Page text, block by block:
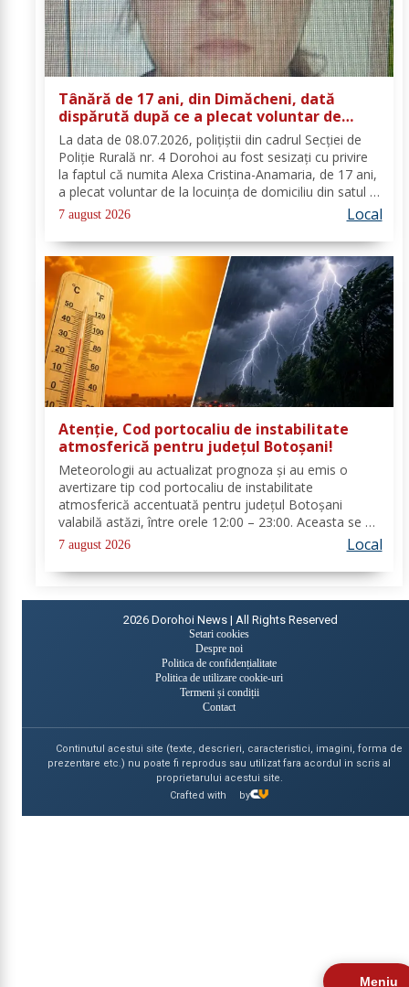
Meniu
Tânără de 17 ani, din Dimăcheni, dată
dispărută după ce a plecat voluntar de
acasă și nu a mai revenit
La data de 08.07.2026, polițiștii din cadrul Secției de
Poliție Rurală nr. 4 Dorohoi au fost sesizați cu privire
la faptul că numita Alexa Cristina-Anamaria, de 17 ani,
a plecat voluntar de la locuința de domiciliu din satul și
comuna Dimăcheni, județul Botoșani. Semnalmentele
numitei Alexa...
7 august 2026 Local
Atenție, Cod portocaliu de instabilitate
atmosferică pentru județul Botoșani!
Meteorologii au actualizat prognoza și au emis o
avertizare tip cod portocaliu de instabilitate
atmosferică accentuată pentru județul Botoșani
valabilă astăzi, între orele 12:00 – 23:00. Aceasta se va
manifesta prin intensificări ale vântului, vijelii puternice
(rafale de 70...90 km/h), averse...
7 august 2026 Local
2026 Dorohoi News | All Rights Reserved
Setari cookies
Despre noi
Politica de confidențialitate
Politica de utilizare cookie-uri
Termeni și condiții
Contact
Continutul acestui site (texte, descrieri, caracteristici, imagini, forma de
prezentare etc.) nu poate fi reprodus sau utilizat fara acordul in scris al
proprietarului acestui site.
Crafted with
by